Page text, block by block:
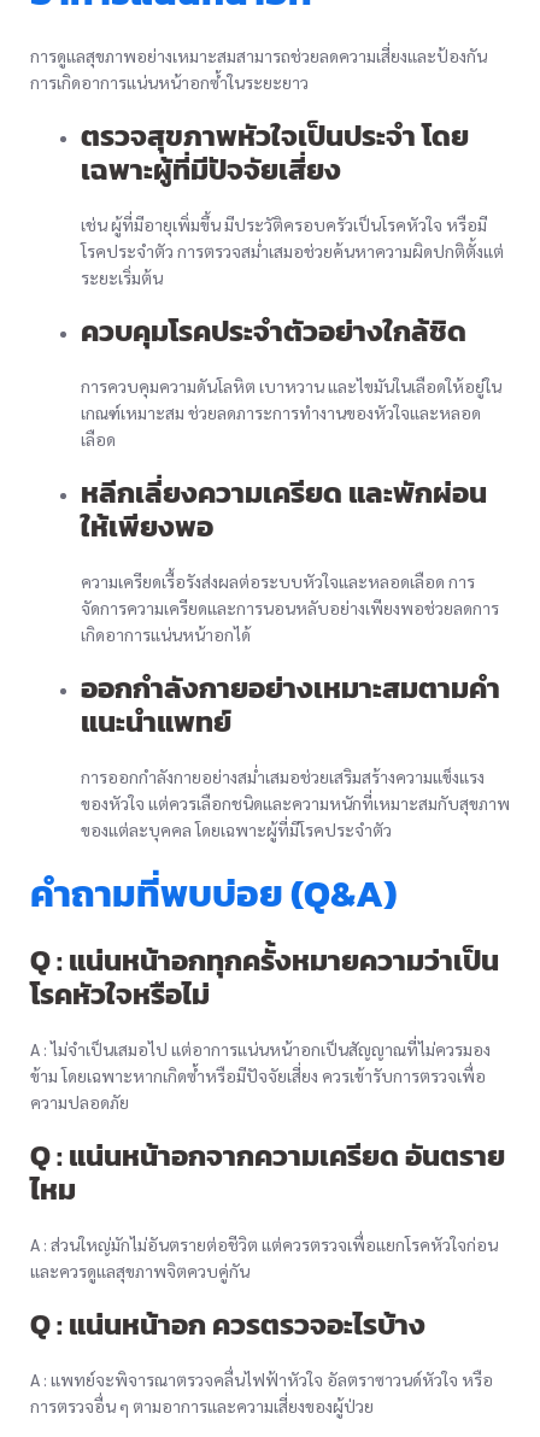
การดูแลสุขภาพอย่างเหมาะสมสามารถช่วยลดความเสี่ยงและป้องกัน
การเกิดอาการแน่นหน้าอกซ้ำในระยะยาว
ตรวจสุขภาพหัวใจเป็นประจำ โดย
เฉพาะผู้ที่มีปัจจัยเสี่ยง
เช่น ผู้ที่มีอายุเพิ่มขึ้น มีประวัติครอบครัวเป็นโรคหัวใจ หรือมี
โรคประจำตัว การตรวจสม่ำเสมอช่วยค้นหาความผิดปกติตั้งแต่
ระยะเริ่มต้น
ควบคุมโรคประจำตัวอย่างใกล้ชิด
การควบคุมความดันโลหิต เบาหวาน และไขมันในเลือดให้อยู่ใน
เกณฑ์เหมาะสม ช่วยลดภาระการทำงานของหัวใจและหลอด
เลือด
หลีกเลี่ยงความเครียด และพักผ่อน
ให้เพียงพอ
ความเครียดเรื้อรังส่งผลต่อระบบหัวใจและหลอดเลือด การ
จัดการความเครียดและการนอนหลับอย่างเพียงพอช่วยลดการ
เกิดอาการแน่นหน้าอกได้
ออกกำลังกายอย่างเหมาะสมตามคำ
แนะนำแพทย์
การออกกำลังกายอย่างสม่ำเสมอช่วยเสริมสร้างความแข็งแรง
ของหัวใจ แต่ควรเลือกชนิดและความหนักที่เหมาะสมกับสุขภาพ
ของแต่ละบุคคล โดยเฉพาะผู้ที่มีโรคประจำตัว
คำถามที่พบบ่อย (Q&A)
Q : แน่นหน้าอกทุกครั้งหมายความว่าเป็น
โรคหัวใจหรือไม่
A : ไม่จำเป็นเสมอไป แต่อาการแน่นหน้าอกเป็นสัญญาณที่ไม่ควรมอง
ข้าม โดยเฉพาะหากเกิดซ้ำหรือมีปัจจัยเสี่ยง ควรเข้ารับการตรวจเพื่อ
ความปลอดภัย
Q : แน่นหน้าอกจากความเครียด อันตราย
ไหม
A : ส่วนใหญ่มักไม่อันตรายต่อชีวิต แต่ควรตรวจเพื่อแยกโรคหัวใจก่อน
และควรดูแลสุขภาพจิตควบคู่กัน
Q : แน่นหน้าอก ควรตรวจอะไรบ้าง
A : แพทย์จะพิจารณาตรวจคลื่นไฟฟ้าหัวใจ อัลตราซาวนด์หัวใจ หรือ
การตรวจอื่น ๆ ตามอาการและความเสี่ยงของผู้ป่วย